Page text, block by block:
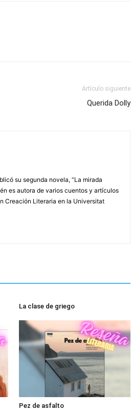
Artículo siguiente
Querida Dolly
su segunda novela, “La mirada
es autora de varios cuentos y artículos
Creación Literaria en la Universitat
La clase de griego
Pez de asfalto